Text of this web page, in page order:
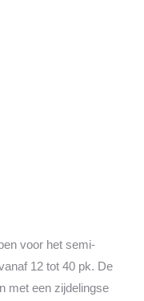
voor het semi-
12 tot 40 pk. De
met een zijdelingse